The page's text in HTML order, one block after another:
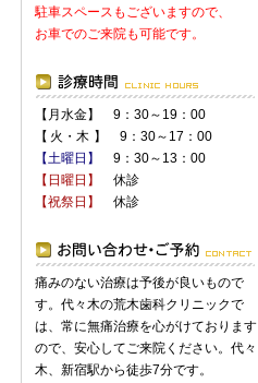
駐車スペースもございますので、
お車でのご来院も可能です。
【月水金】 9：30～19：00
【 火 ・木 】
9：30～17：00
【土曜日】
9：30～13：00
【日曜日】
休診
【祝祭日】
休診
痛みのない治療は予後が良いもので
す。代々木の荒木歯科クリニックで
は、常に無痛治療を心がけております
ので、安心してご来院ください。代々
木、新宿駅から徒歩7分です。